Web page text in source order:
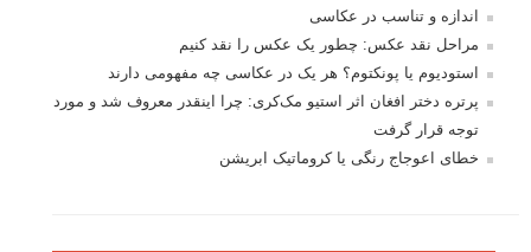
اندازه و تناسب در عکاسی
مراحل نقد عکس: چطور یک عکس را نقد کنیم
استودیوم یا پونکتوم؟ هر یک در عکاسی چه مفهومی دارند
پرتره دختر افغان اثر استیو مک‌کری: چرا اینقدر معروف شد و مورد
توجه قرار گرفت
خطای اعوجاج رنگی یا کروماتیک ابریشن